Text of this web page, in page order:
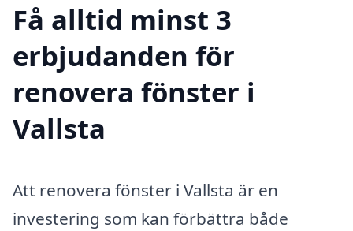
Få alltid minst 3
erbjudanden för
renovera fönster i
Vallsta
Att renovera fönster i Vallsta är en
investering som kan förbättra både